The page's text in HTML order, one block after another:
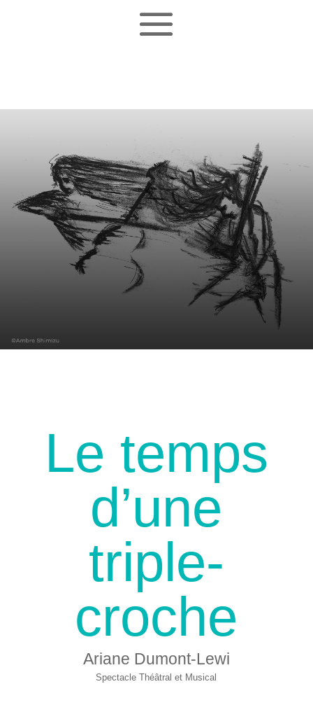
Le temps
d’une
triple-
croche
Ariane Dumont-Lewi
Spectacle Théâtral et Musical